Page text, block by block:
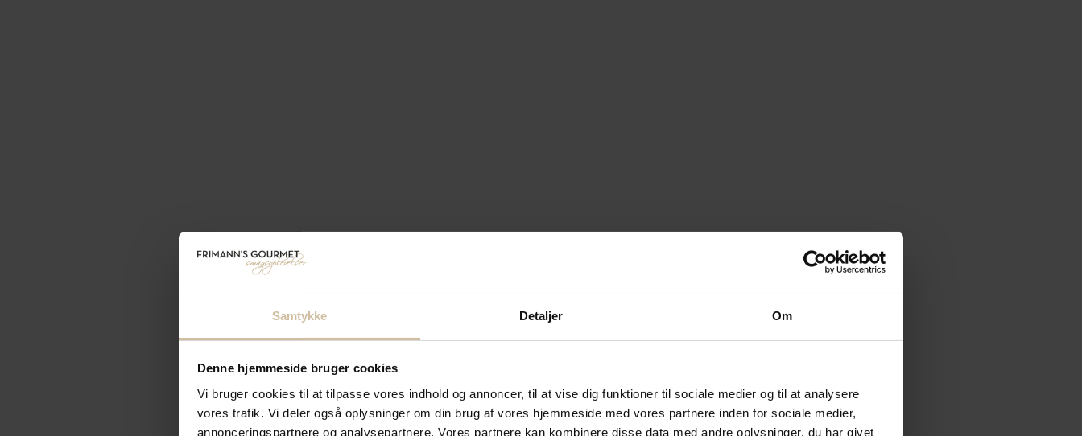
Samtykke Detaljer Om
Denne hjemmeside bruger cookies
Vi bruger cookies til at tilpasse vores indhold og annoncer, til at vise dig funktioner til sociale medier og til at analysere
vores trafik. Vi deler også oplysninger om din brug af vores hjemmeside med vores partnere inden for sociale medier,
annonceringspartnere og analysepartnere. Vores partnere kan kombinere disse data med andre oplysninger, du har givet